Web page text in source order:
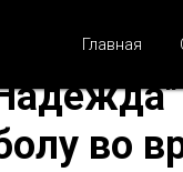
Главная
во